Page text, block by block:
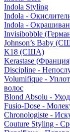
Indola Styling
Indola -
Indola -
Invisibobble
Johnson’s Baby
K18 (США)
Kerastase
Discipline -
Volumifique -
волос
Blond Absolu -
Fusio-Dose -
Chronologiste -
Couture Styling -